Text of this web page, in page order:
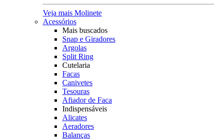
Veja mais Molinete
Acessórios
Mais buscados
Snap e Giradores
Argolas
Split Ring
Cutelaria
Facas
Canivetes
Tesouras
Afiador de Faca
Indispensáveis
Alicates
Aeradores
Balanças